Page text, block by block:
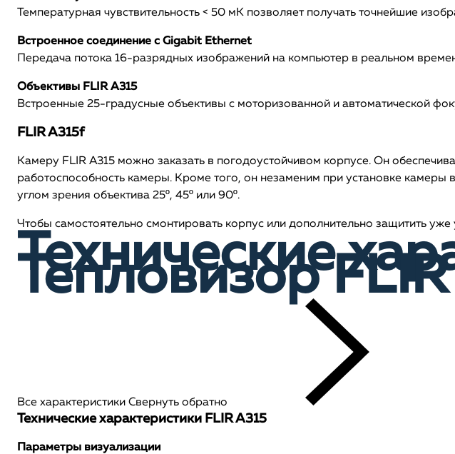
Температурная чувствительность < 50 мК позволяет получать точнейшие
Встроенное соединение с Gigabit Ethernet
Передача потока 16-разрядных изображений на компьютер в реальном
Объективы FLIR A315
Встроенные 25-градусные объективы с моторизованной и автоматической
FLIR A315f
Камеру FLIR A315 можно заказать в погодоустойчивом корпусе. Он
работоспособность камеры. Кроме того, он незаменим при установке
углом зрения объектива 25º, 45º или 90º.
Чтобы самостоятельно смонтировать корпус или дополнительно защитить
Технические
Тепловизор
Все характеристики Свернуть обратно
Технические характеристики FLIR A315
Параметры визуализации